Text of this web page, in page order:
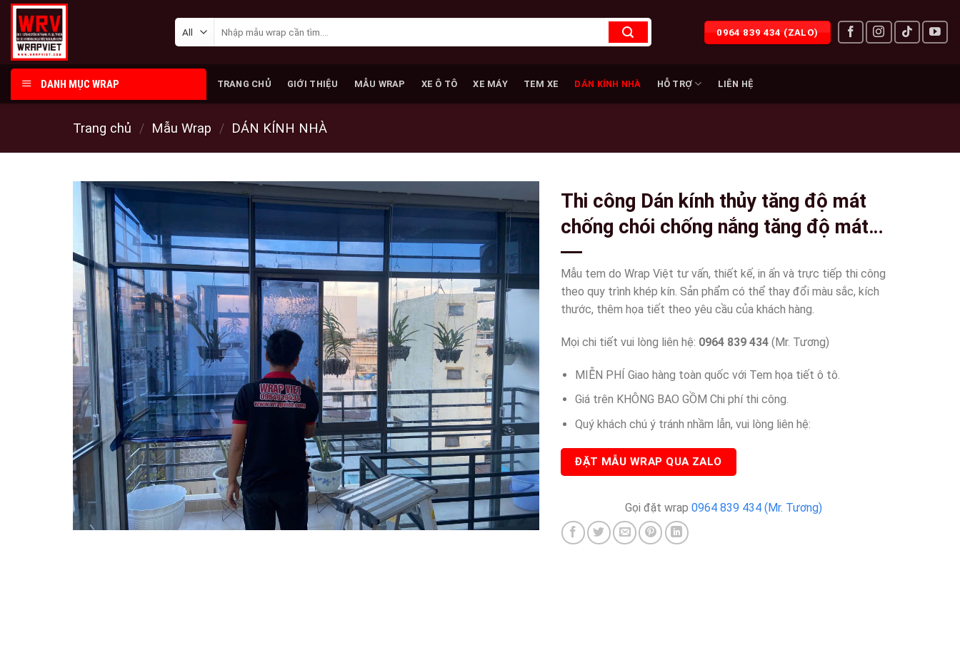
Skip
content
kiếm:
0964 839 434 (ZALO)
DANH MỤC WRAP TRANG CHỦ GIỚI THIỆU MẪU WRAP XE Ô TÔ XE MÁY TEM XE DÁN KÍNH NHÀ HỖ TRỢ LIÊN HỆ
Trang chủ / Mẫu Wrap / DÁN KÍNH NHÀ
Thi công Dán kính thủy tăng độ mát
chống chói chống nắng tăng độ mát
riêng tư bên trong wrapviet nhận thi
công trên mọi miền tổ quốc-wv360
Mẫu tem do Wrap Việt tư vấn, thiết kế, in ấn và trực tiếp thi công
theo quy trình khép kín. Sản phẩm có thể thay đổi màu sắc, kích
thước, thêm họa tiết theo yêu cầu của khách hàng.
Mọi chi tiết vui lòng liên hệ: 0964 839 434(Mr. Tương)
MIỄN PHÍ Giao hàng toàn quốc với Tem họa tiết ô tô.
Giá trên KHÔNG BAO GỒM Chi phí thi công.
Quý khách chú ý tránh nhầm lẫn, vui lòng liên hệ:
ĐẶT MẪU WRAP QUA ZALO
Gọi đặt wrap0964 839 434 (Mr. Tương)